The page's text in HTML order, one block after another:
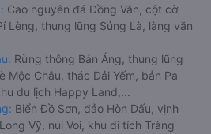
Cao nguyên đá Đồng Văn, cột cờ
Lèng, thung lũng Sủng Là, làng văn
Rừng thông Bản Áng, thung lũng
Mộc Châu, thác Dải Yếm, bản Pa
du lịch Happy Land,...
Biển Đồ Sơn, đảo Hòn Dấu, vịnh
Vỹ, núi Voi, khu di tích Tràng